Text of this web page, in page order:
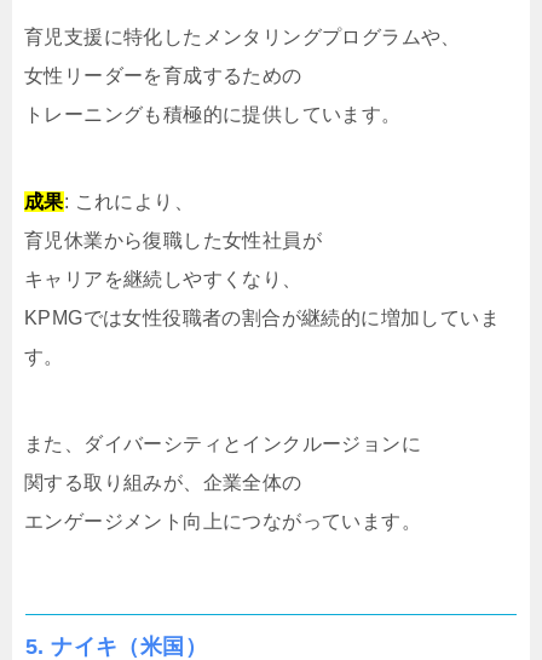
育児支援に特化したメンタリングプログラムや、
女性リーダーを育成するための
トレーニングも積極的に提供しています。
成果: これにより、
育児休業から復職した女性社員が
キャリアを継続しやすくなり、
KPMGでは女性役職者の割合が継続的に増加していま
す。
また、ダイバーシティとインクルージョンに
関する取り組みが、企業全体の
エンゲージメント向上につながっています。
5.ナイキ（米国）